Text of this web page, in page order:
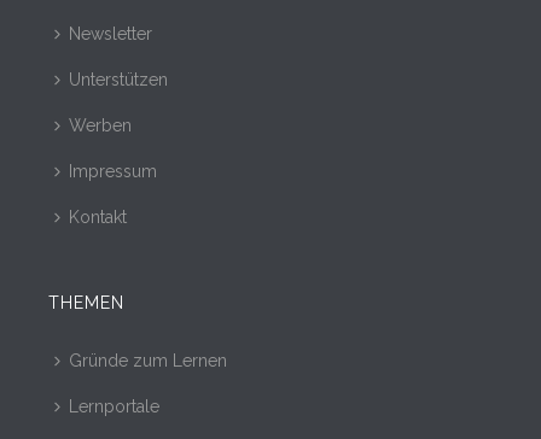
Newsletter
Unterstützen
Werben
Impressum
Kontakt
THEMEN
Gründe zum Lernen
Lernportale